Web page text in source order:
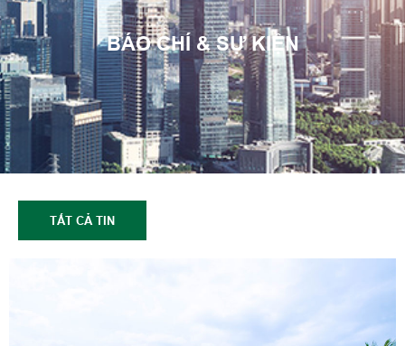
BÁO CHÍ & SỰ KIỆN
TẤT CẢ TIN